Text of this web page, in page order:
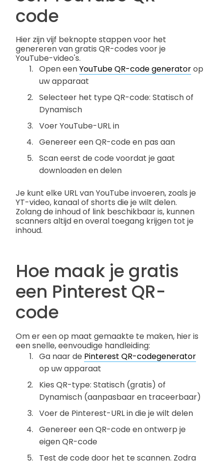
code
Hier zijn vijf beknopte stappen voor het
genereren van gratis QR-codes voor je
YouTube-video's.
Open eenYouTube QR-code generatorop
uw apparaat
Selecteer het type QR-code: Statisch of
Dynamisch
Voer YouTube-URL in
Genereer een QR-code en pas aan
Scan eerst de code voordat je gaat
downloaden en delen
Je kunt elke URL van YouTube invoeren, zoals je
YT-video, kanaal of shorts die je wilt delen.
Zolang de inhoud of link beschikbaar is, kunnen
scanners altijd en overal toegang krijgen tot je
inhoud.
Hoe maak je gratis
een Pinterest QR-
code
Om er een op maat gemaakte te maken, hier is
een snelle, eenvoudige handleiding:
Ga naar de Pinterest QR-codegenerator
op uw apparaat
Kies QR-type: Statisch (gratis) of
Dynamisch (aanpasbaar en traceerbaar)
Voer de Pinterest-URL in die je wilt delen
Genereer een QR-code en ontwerp je
eigen QR-code
Test de code door het te scannen. Zodra